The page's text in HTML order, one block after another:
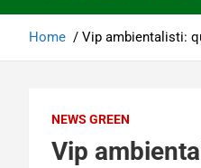
Home Vip ambientalisti:
NEWS GREEN
Vip